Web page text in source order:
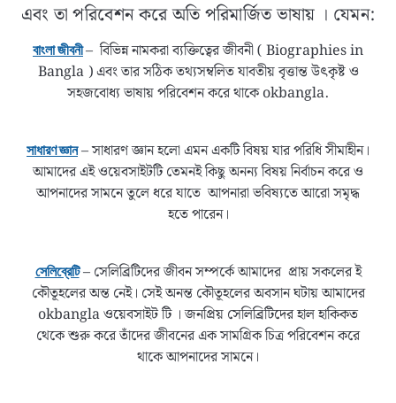
এবং তা পরিবেশন করে অতি পরিমার্জিত ভাষায় । যেমন:
বাংলা জীবনী– বিভিন্ন নামকরা ব্যক্তিত্বের জীবনী ( Biographies in
Bangla ) এবং তার সঠিক তথ্যসম্বলিত যাবতীয় বৃত্তান্ত উৎকৃষ্ট ও
সহজবোধ্য ভাষায় পরিবেশন করে থাকে okbangla.
সাধারণ জ্ঞান– সাধারণ জ্ঞান হলো এমন একটি বিষয় যার পরিধি সীমাহীন।
আমাদের এই ওয়েবসাইটটি তেমনই কিছু অনন্য বিষয় নির্বাচন করে ও
আপনাদের সামনে তুলে ধরে যাতে আপনারা ভবিষ্যতে আরো সমৃদ্ধ
হতে পারেন।
সেলিব্রেটি– সেলিব্রিটিদের জীবন সম্পর্কে আমাদের প্রায় সকলের ই
কৌতূহলের অন্ত নেই। সেই অনন্ত কৌতূহলের অবসান ঘটায় আমাদের
okbangla ওয়েবসাইট টি । জনপ্রিয় সেলিব্রিটিদের হাল হাকিকত
থেকে শুরু করে তাঁদের জীবনের এক সামগ্রিক চিত্র পরিবেশন করে
থাকে আপনাদের সামনে।